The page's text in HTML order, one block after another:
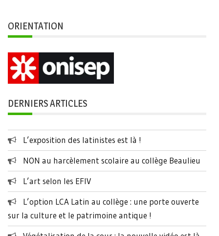
ORIENTATION
DERNIERS ARTICLES
L’exposition des latinistes est là !
NON au harcèlement scolaire au collège Beaulieu
L’art selon les EFIV
L’option LCA Latin au collège : une porte ouverte
sur la culture et le patrimoine antique !